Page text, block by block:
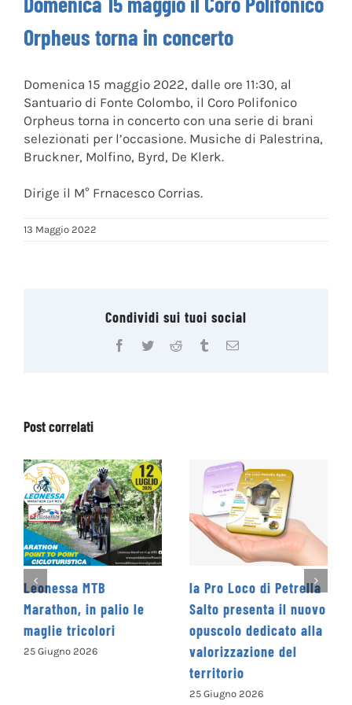
Orpheus torna in concerto
Domenica 15 maggio 2022, dalle ore 11:30, al
Santuario di Fonte Colombo, il Coro Polifonico
Orpheus torna in concerto con una serie di brani
selezionati per l’occasione. Musiche di Palestrina,
Bruckner, Molfino, Byrd, De Klerk.
Dirige il M° Frnacesco Corrias.
13 Maggio 2022
Condividi sui tuoi social
Facebook
TwitterReddit TumblrEmail
Post correlati
MTB
in palio le
tricolori
2026
la Pro Loco di Petrella
Salto presenta il nuovo
opuscolo dedicato alla
valorizzazione del
territorio
25 Giugno 2026
La